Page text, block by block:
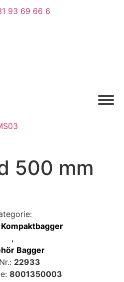
93 69 66 6
500 mm
,
Bagger
22933
8001350003